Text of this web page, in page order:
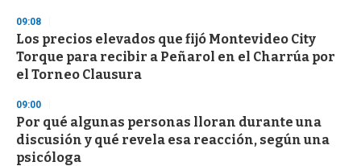
09:08
Los precios elevados que fijó Montevideo City
Torque para recibir a Peñarol en el Charrúa por
el Torneo Clausura
09:00
Por qué algunas personas lloran durante una
discusión y qué revela esa reacción, según una
psicóloga